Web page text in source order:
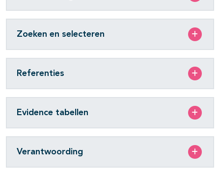
Zoeken en selecteren
Referenties
Evidence tabellen
Verantwoording